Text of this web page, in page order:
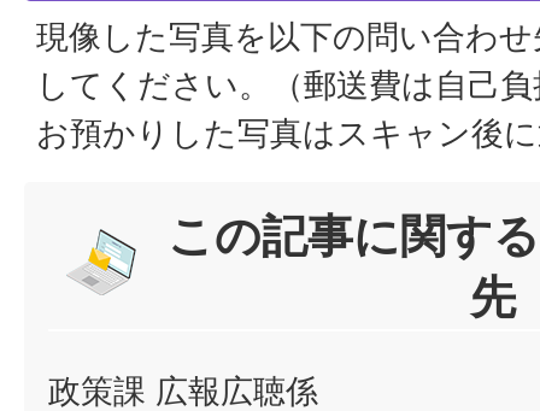
現像した写真を以下の問い合わ
してください。（郵送費は自己
お預かりした写真はスキャン後
この記事に関す
先
政策課 広報広聴係